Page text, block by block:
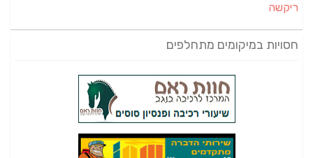
ריקשה
חסויות במיקומים מתחלפים